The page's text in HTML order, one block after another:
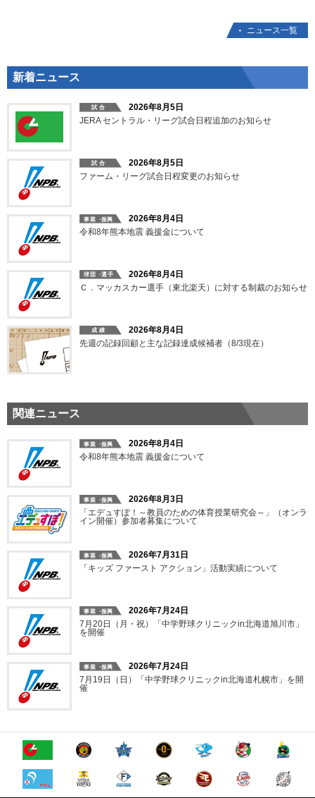
ニュース一覧
新着ニュース
2026年8月5日
JERA セントラル・リーグ試合日程追加のお知らせ
2026年8月5日
ファーム・リーグ試合日程変更のお知らせ
2026年8月4日
令和8年熊本地震 義援金について
2026年8月4日
Ｃ．マッカスカー選手（東北楽天）に対する制裁のお知らせ
2026年8月4日
先週の記録回顧と主な記録達成候補者（8/3現在）
関連ニュース
2026年8月4日
令和8年熊本地震 義援金について
2026年8月3日
「エデュすぽ！～教員のための体育授業研究会～」（オンラ
イン開催）参加者募集について
2026年7月31日
「キッズ ファースト アクション」活動実績について
2026年7月24日
7月20日（月・祝）「中学野球クリニックin北海道旭川市」
を開催
2026年7月24日
7月19日（日）「中学野球クリニックin北海道札幌市」を開
催